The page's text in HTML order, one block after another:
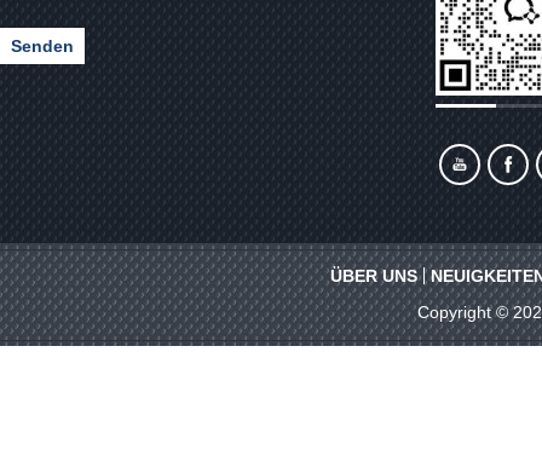
Senden
ÜBER UNS
Copyright ©